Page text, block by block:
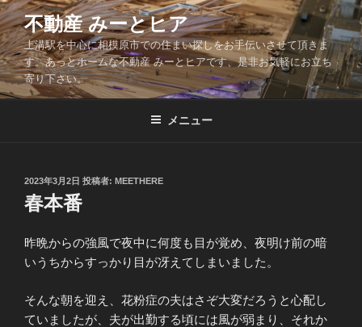
コ
ン
テ
ン
ツ
不動産 みーとヒア
上溝駅を中心に相模原市での住まい探しをお手伝いさせて頂きま
す。あっとホームな不動産 みーとヒアです、是非お気軽にお立ち
寄り下さい。
メニュー
投
稿
日:
2023年3月2日 投稿者: MEETHERE
春本番
昨晩からの強風で夜中に何度も目が覚め、夜明け前の暗
いうちからすっかり目が冴えてしまいました。
そんな朝を迎え、花粉症の夫はさぞ大変だろうと心配し
ていましたが、夫が出勤する頃には風が弱まり、それか